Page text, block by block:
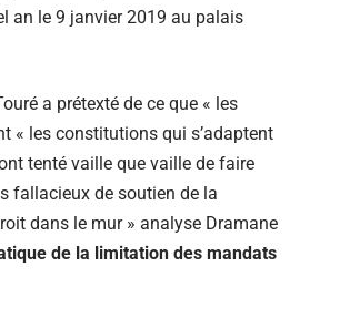
an le 9 janvier 2019 au palais
a prétexté de ce que « les
« les constitutions qui s’adaptent
tenté vaille que vaille de faire
fallacieux de soutien de la
dans le mur » analyse Dramane
de la limitation des mandats